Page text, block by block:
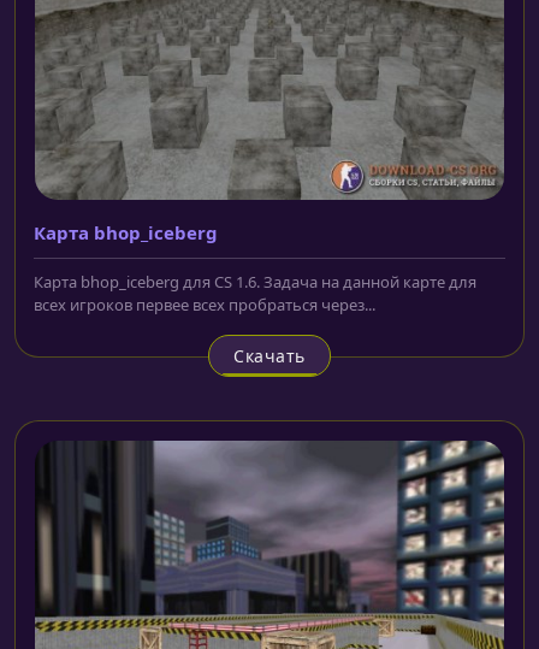
Карта bhop_iceberg
Карта bhop_iceberg для CS 1.6. Задача на данной карте для
всех игроков первее всех пробраться через...
Скачать